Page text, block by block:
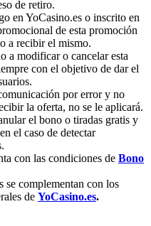
de retiro.
en YoCasino.es o inscrito en
de esta promoción
a recibir el mismo.
a modificar o cancelar esta
con el objetivo de dar el
por error y no
la oferta, no se le aplicará.
el bono o tiradas gratis y
el caso de detectar
con las condiciones de Bono
se complementan con los
de YoCasino.es.